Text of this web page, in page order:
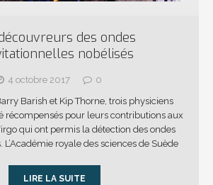
des ondes
nobélisés
4 octobre 2017
0
Barish et Kip Thorne, trois physiciens
récompensés pour leurs contributions aux
qui ont permis la détection des ondes
royale des sciences de Suède
LIRE LA SUITE